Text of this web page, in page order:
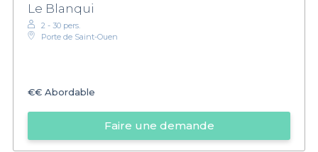
Le Blanqui
2 - 30 pers.
Porte de Saint-Ouen
€€ Abordable
Faire une demande